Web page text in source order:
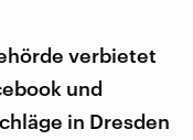
verbietet
und
in Dresden